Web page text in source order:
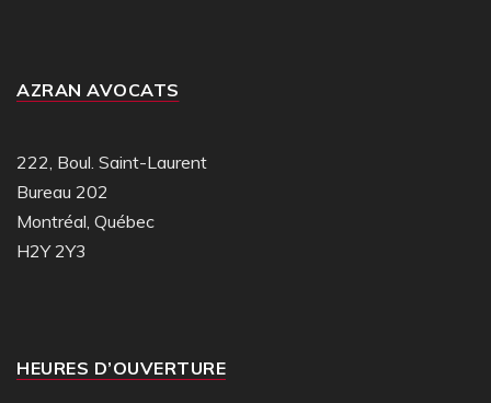
AZRAN AVOCATS
222, Boul. Saint-Laurent
Bureau 202
Montréal, Québec
H2Y 2Y3
HEURES D’OUVERTURE